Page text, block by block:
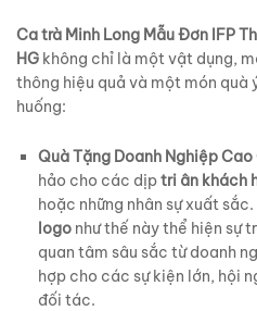
Ca trà Minh Long Mẫu Đơn IFP
HG không chỉ là một vật dụng,
thông hiệu quả và một món quà
huống:
Quà Tặng Doanh Nghiệp Cao
hảo cho các dịptri ân khách
hoặc những nhân sự xuất
logo như thế này thể hiện sự
quan tâm sâu sắc từ doanh
hợp cho các sự kiện lớn, hội
đối tác.